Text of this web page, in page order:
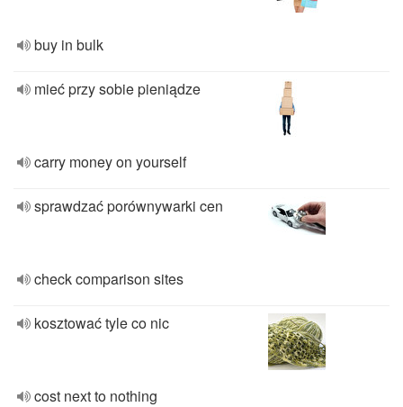
buy in bulk
mieć przy sobie pieniądze
carry money on yourself
sprawdzać porównywarki cen
check comparison sites
kosztować tyle co nic
cost next to nothing